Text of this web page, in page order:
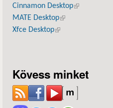
Cinnamon Desktop(külső
MATE Desktop(külső hivatkozás)
Xfce Desktop(külső hivatkozás)
Kövess minket